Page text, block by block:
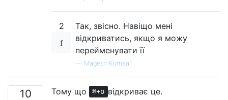
2
Так, звісно. Навіщо мені
відкриватись, якщо я можу
перейменувати її
— Magesh Kumaar
10 Тому що ⌘+o відкриває це.